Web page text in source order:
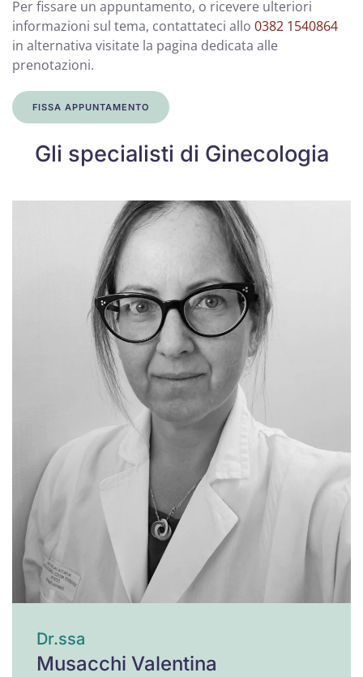
Per fissare un appuntamento, o ricevere ulteriori
informazioni sul tema, contattateci allo 0382 1540864
in alternativa visitate la pagina dedicata alle
prenotazioni.
FISSA APPUNTAMENTO
Gli specialisti di Ginecologia
Dr.ssa
Musacchi Valentina